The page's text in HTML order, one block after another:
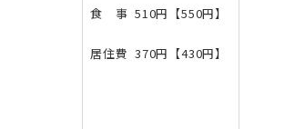
食 事 510円【550円】
居住費 370円【430円】